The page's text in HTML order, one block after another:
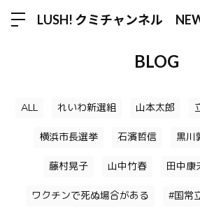
LUSH! クミチャンネル
BLOG
ALL れいわ新選組 山本太郎
横浜市長選挙 石濱哲信 黒川
藤村晃子 山中竹春 田中康
ワクチンで死ぬ場合がある #国常